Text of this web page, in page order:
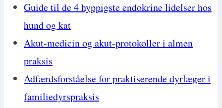
Guide til de 4 hyppigste endokrine lidelser hos
hund og kat
Akut-medicin og akut-protokoller i almen
praksis
Adfærdsforståelse for praktiserende dyrlæger i
familiedyrspraksis